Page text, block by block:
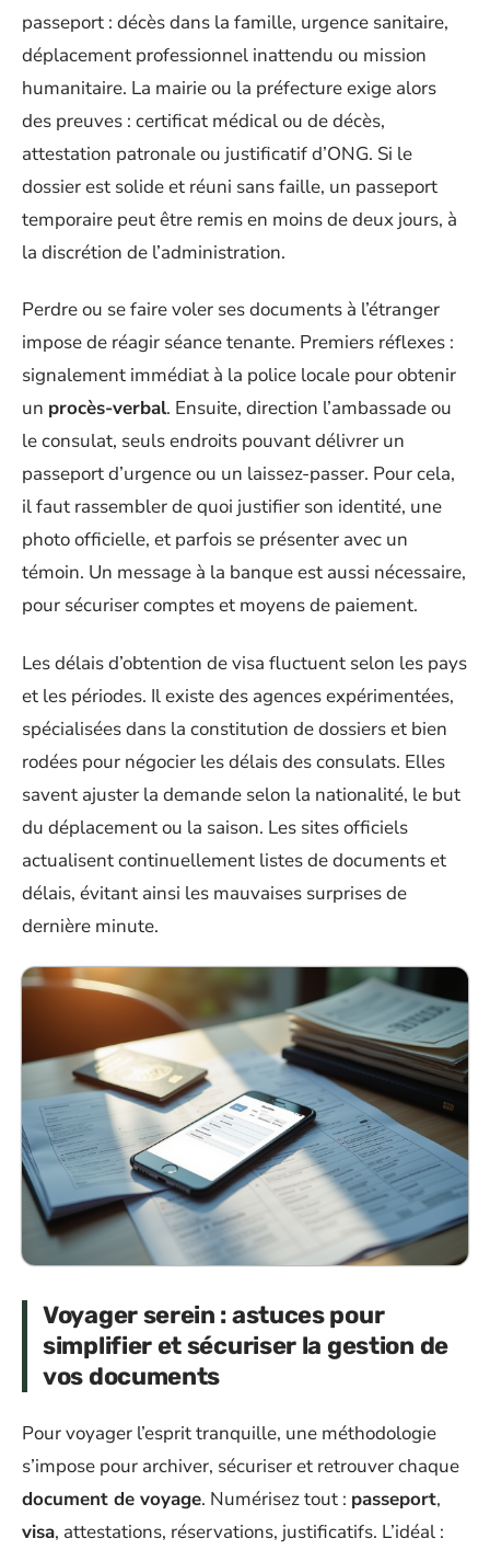
passeport : décès dans la famille, urgence sanitaire,
déplacement professionnel inattendu ou mission
humanitaire. La mairie ou la préfecture exige alors
des preuves : certificat médical ou de décès,
attestation patronale ou justificatif d’ONG. Si le
dossier est solide et réuni sans faille, un passeport
temporaire peut être remis en moins de deux jours, à
la discrétion de l’administration.
Perdre ou se faire voler ses documents à l’étranger
impose de réagir séance tenante. Premiers réflexes :
signalement immédiat à la police locale pour obtenir
un procès-verbal. Ensuite, direction l’ambassade ou
le consulat, seuls endroits pouvant délivrer un
passeport d’urgence ou un laissez-passer. Pour cela,
il faut rassembler de quoi justifier son identité, une
photo officielle, et parfois se présenter avec un
témoin. Un message à la banque est aussi nécessaire,
pour sécuriser comptes et moyens de paiement.
Les délais d’obtention de visa fluctuent selon les pays
et les périodes. Il existe des agences expérimentées,
spécialisées dans la constitution de dossiers et bien
rodées pour négocier les délais des consulats. Elles
savent ajuster la demande selon la nationalité, le but
du déplacement ou la saison. Les sites officiels
actualisent continuellement listes de documents et
délais, évitant ainsi les mauvaises surprises de
dernière minute.
Voyager serein : astuces pour
simplifier et sécuriser la gestion de
vos documents
Pour voyager l’esprit tranquille, une méthodologie
s’impose pour archiver, sécuriser et retrouver chaque
document de voyage. Numérisez tout : passeport,
visa, attestations, réservations, justificatifs. L’idéal :